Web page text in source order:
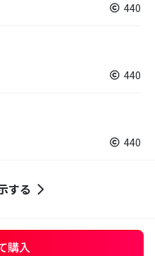
440
440
440
する
購入